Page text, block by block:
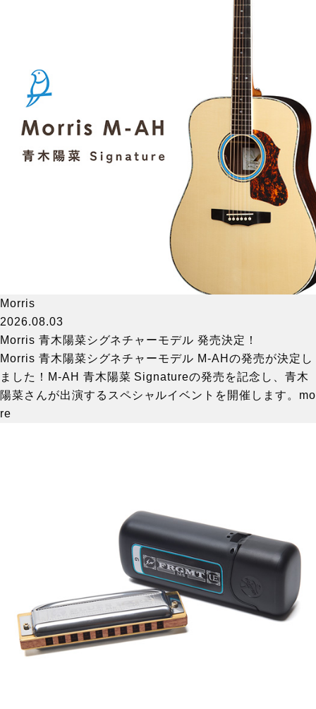
Morris
2026.08.03
Morris 青木陽菜シグネチャーモデル 発売決定！
Morris 青木陽菜シグネチャーモデル M-AHの発売が決定し
ました！M-AH 青木陽菜 Signatureの発売を記念し、青木
陽菜さんが出演するスペシャルイベントを開催します。 mo
re